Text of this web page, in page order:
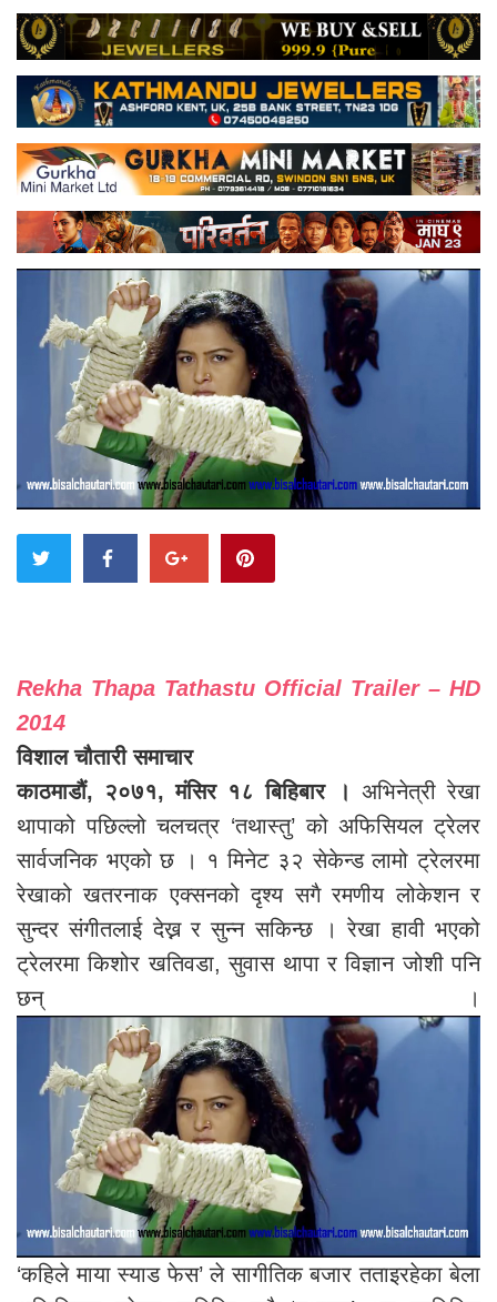
Rekha Thapa Tathastu Official Trailer – HD
2014
विशाल चौतारी समाचार
काठमाडौं, २०७१, मंसिर १८ बिहिबार । अभिनेत्री रेखा
थापाको पछिल्लो चलचत्र ‘तथास्तु’ को अफिसियल ट्रेलर
सार्वजनिक भएको छ । १ मिनेट ३२ सेकेन्ड लामो ट्रेलरमा
रेखाको खतरनाक एक्सनको दृश्य सगै रमणीय लोकेशन र
सुन्दर संगीतलाई देख्न र सुन्न सकिन्छ । रेखा हावी भएको
ट्रेलरमा किशोर खतिवडा, सुवास थापा र विज्ञान जोशी पनि
छन् ।
‘कहिले माया स्याड फेस’ ले सागीतिक बजार तताइरहेका बेला